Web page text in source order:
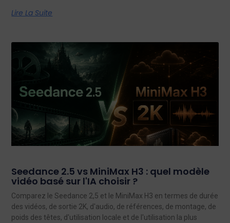
Lire La Suite
Seedance 2.5 vs MiniMax H3 : quel modèle
vidéo basé sur l'IA choisir ?
Comparez le Seedance 2,5 et le MiniMax H3 en termes de durée
des vidéos, de sortie 2K, d'audio, de références, de montage, de
poids des têtes, d'utilisation locale et de l'utilisation la plus